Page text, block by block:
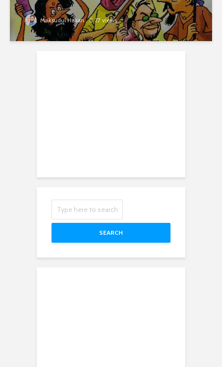
Maksudul Hasan 27 views
SEARCH